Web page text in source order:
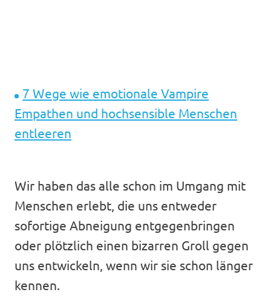
7 Wege wie emotionale Vampire
Empathen und hochsensible Menschen
entleeren
Wir haben das alle schon im Umgang mit
Menschen erlebt, die uns entweder
sofortige Abneigung entgegenbringen
oder plötzlich einen bizarren Groll gegen
uns entwickeln, wenn wir sie schon länger
kennen.